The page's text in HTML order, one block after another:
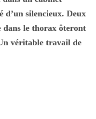
silencieux. Deux
dans le thorax ôteront
véritable travail de